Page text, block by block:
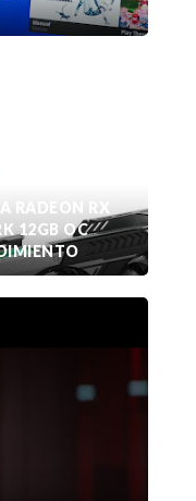
RADEON RX
12GB OC